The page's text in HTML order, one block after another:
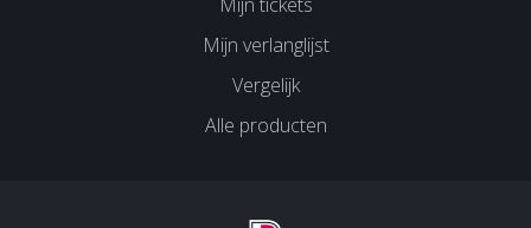
Mijn verlanglijst
Vergelijk
Alle producten